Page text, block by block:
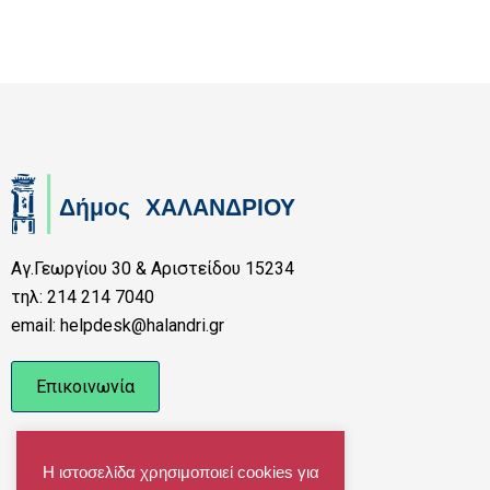
Αγ.Γεωργίου 30 & Αριστείδου 15234
τηλ: 214 214 7040
email: helpdesk@halandri.gr
Επικοινωνία
Η ιστοσελίδα χρησιμοποιεί cookies για